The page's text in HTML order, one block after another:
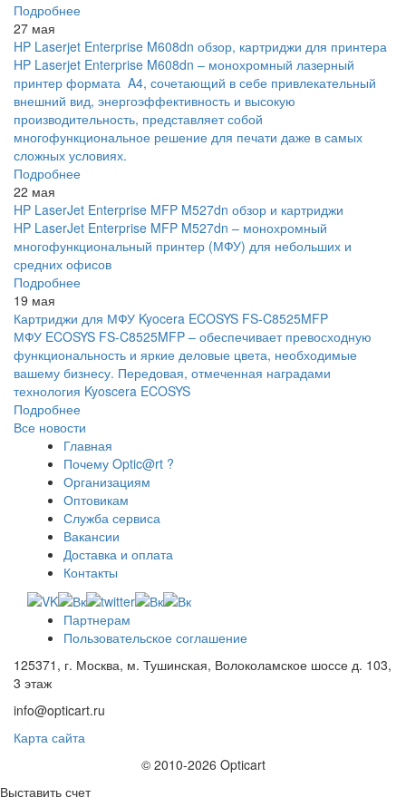
Подробнее
27 мая
HP Laserjet Enterprise M608dn обзор, картриджи для принтера
HP Laserjet Enterprise M608dn – монохромный лазерный
принтер формата A4, сочетающий в себе привлекательный
внешний вид, энергоэффективность и высокую
производительность, представляет собой
многофункциональное решение для печати даже в самых
сложных условиях.
Подробнее
22 мая
HP LaserJet Enterprise MFP M527dn обзор и картриджи
HP LaserJet Enterprise MFP M527dn – монохромный
многофункциональный принтер (МФУ) для небольших и
средних офисов
Подробнее
19 мая
Картриджи для МФУ Kyocera ECOSYS FS-C8525MFP
МФУ ECOSYS FS-C8525MFP – обеспечивает превосходную
функциональность и яркие деловые цвета, необходимые
вашему бизнесу. Передовая, отмеченная наградами
технология Kyoscera ECOSYS
Подробнее
Все новости
Главная
Почему Optic@rt ?
Организациям
Оптовикам
Служба сервиса
Вакансии
Доставка и оплата
Контакты
Партнерам
Пользовательское соглашение
125371, г. Москва, м. Тушинская, Волоколамское шоссе д. 103,
3 этаж
info@opticart.ru
Карта сайта
© 2010-2026 Opticart
Выставить счет